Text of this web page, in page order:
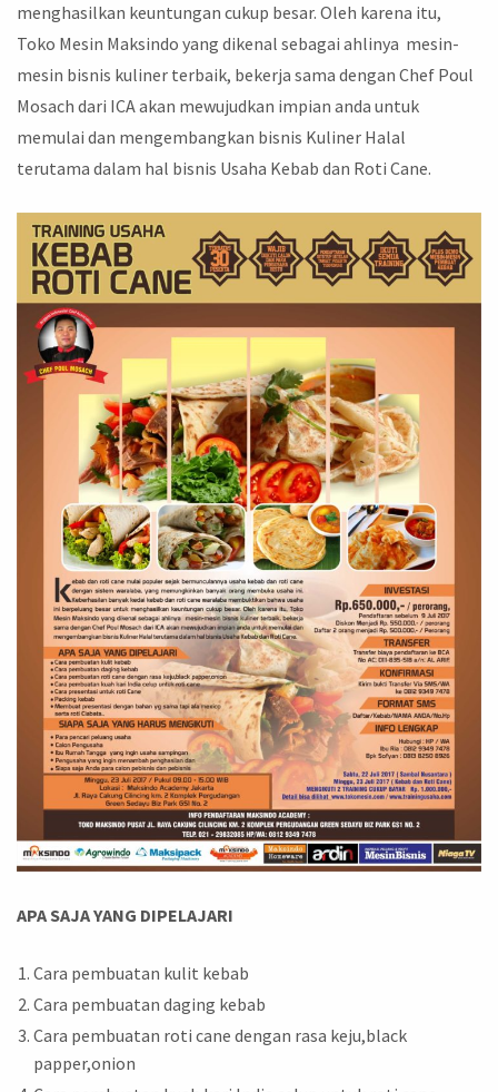
menghasilkan keuntungan cukup besar. Oleh karena itu,
Toko Mesin Maksindo yang dikenal sebagai ahlinya mesin-
mesin bisnis kuliner terbaik, bekerja sama dengan Chef Poul
Mosach dari ICA akan mewujudkan impian anda untuk
memulai dan mengembangkan bisnis Kuliner Halal
terutama dalam hal bisnis Usaha Kebab dan Roti Cane.
APA SAJA YANG DIPELAJARI
Cara pembuatan kulit kebab
Cara pembuatan daging kebab
Cara pembuatan roti cane dengan rasa keju,black
papper,onion